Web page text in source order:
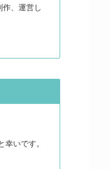
、運営し
いです。